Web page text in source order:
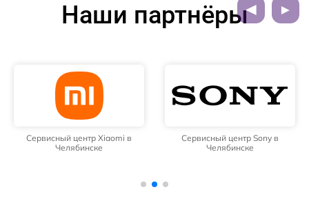
Наши партнёры
Сервисный центр Xiaomi в
Челябинске
Сервисный центр Sony в
Челябинске